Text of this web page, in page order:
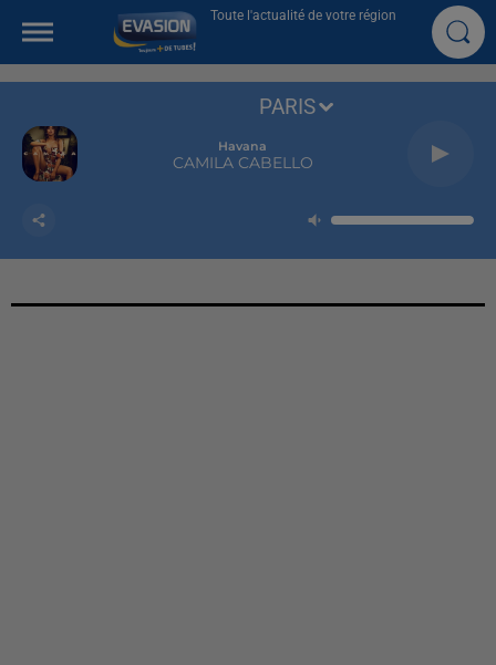
Toute l'actualité de votre région
Havana
CAMILA CABELLO
PARIS